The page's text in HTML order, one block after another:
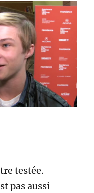
testée.
pas aussi